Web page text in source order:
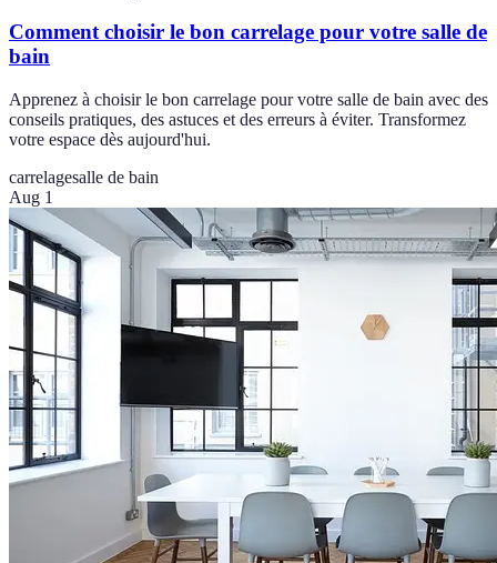
Comment choisir le bon carrelage pour votre salle de
bain
Apprenez à choisir le bon carrelage pour votre salle de bain avec des
conseils pratiques, des astuces et des erreurs à éviter. Transformez
votre espace dès aujourd'hui.
carrelagesalle de bain
Aug 1